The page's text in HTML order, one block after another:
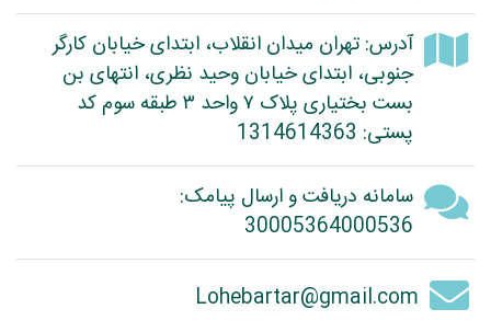
آدرس: تهران میدان انقلاب، ابتدای خیابان کارگر
جنوبی، ابتدای خیابان وحید نظری، انتهای بن
بست بختیاری پلاک ۷ واحد ۳ طبقه سوم کد
پستی: 1314614363
سامانه دریافت و ارسال پیامک:
30005364000536
Lohebartar@gmail.com